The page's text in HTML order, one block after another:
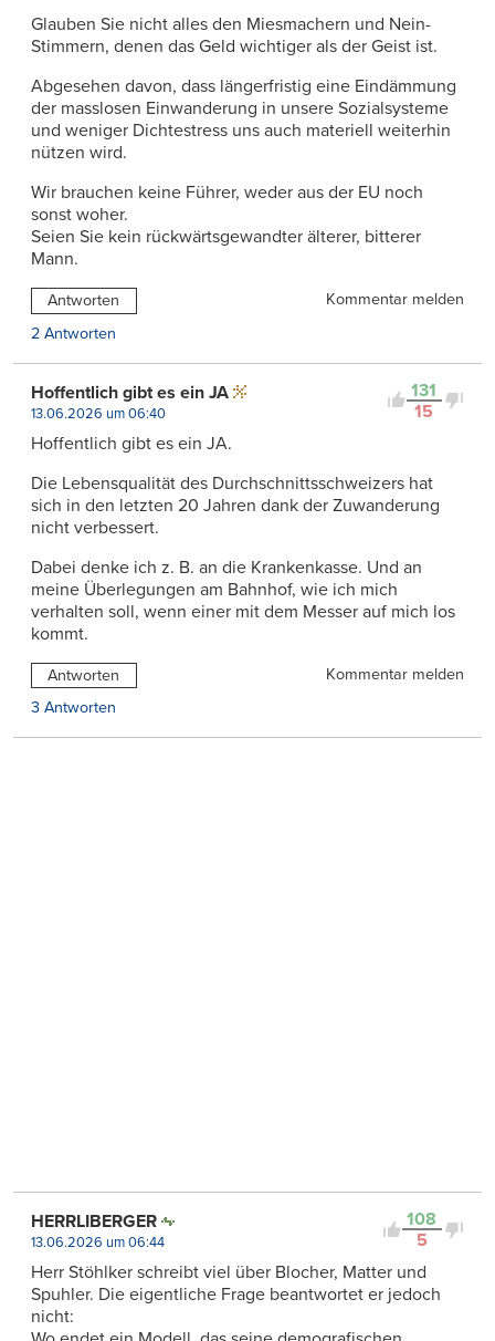
Glauben Sie nicht alles den Miesmachern und Nein-
Stimmern, denen das Geld wichtiger als der Geist ist.
Abgesehen davon, dass längerfristig eine Eindämmung
der masslosen Einwanderung in unsere Sozialsysteme
und weniger Dichtestress uns auch materiell weiterhin
nützen wird.
Wir brauchen keine Führer, weder aus der EU noch
sonst woher.
Seien Sie kein rückwärtsgewandter älterer, bitterer
Mann.
Antworten
Kommentar melden
2 Antworten
131
15
Hoffentlich gibt es ein JA
13.06.2026 um 06:40
Hoffentlich gibt es ein JA.
Die Lebensqualität des Durchschnittsschweizers hat
sich in den letzten 20 Jahren dank der Zuwanderung
nicht verbessert.
Dabei denke ich z. B. an die Krankenkasse. Und an
meine Überlegungen am Bahnhof, wie ich mich
verhalten soll, wenn einer mit dem Messer auf mich los
kommt.
Antworten
Kommentar melden
3 Antworten
108
5
HERRLIBERGER
13.06.2026 um 06:44
Herr Stöhlker schreibt viel über Blocher, Matter und
Spuhler. Die eigentliche Frage beantwortet er jedoch
nicht: